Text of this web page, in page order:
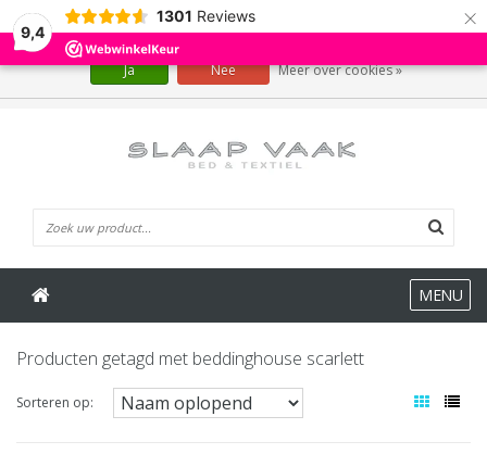
9,4
1301 Reviews ×
MENU
Producten getagd met beddinghouse scarlett
Sorteren op:
Wij slaan cookies op om onze website te verbeteren. Is dat akkoord?
Ja Nee Meer over cookies »